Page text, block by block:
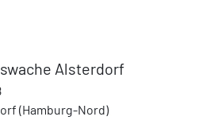
Alsterdorf
(Hamburg-Nord)